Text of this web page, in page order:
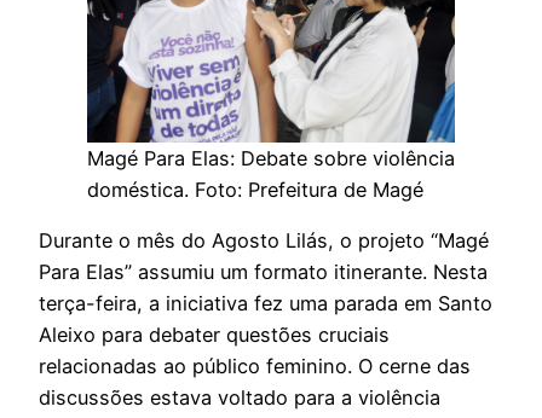
Magé Para Elas: Debate sobre violência
doméstica. Foto: Prefeitura de Magé
Durante o mês do Agosto Lilás, o projeto “Magé
Para Elas” assumiu um formato itinerante. Nesta
terça-feira, a iniciativa fez uma parada em Santo
Aleixo para debater questões cruciais
relacionadas ao público feminino. O cerne das
discussões estava voltado para a violência